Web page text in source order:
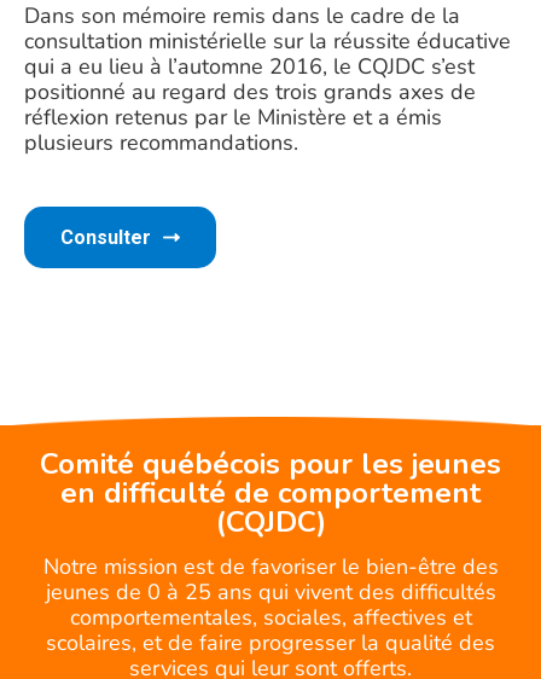
Dans son mémoire remis dans le cadre de la
consultation ministérielle sur la réussite éducative
qui a eu lieu à l’automne 2016, le CQJDC s’est
positionné au regard des trois grands axes de
réflexion retenus par le Ministère et a émis
plusieurs recommandations.
Consulter
Comité québécois pour les jeunes
en difficulté de comportement
(CQJDC)
Notre mission est de favoriser le bien-être des
jeunes de 0 à 25 ans qui vivent des difficultés
comportementales, sociales, affectives et
scolaires, et de faire progresser la qualité des
services qui leur sont offerts.